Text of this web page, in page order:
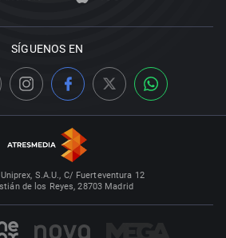
SÍGUENOS EN
S.A.U., C/ Fuerteventura 12
de los Reyes, 28703 Madrid